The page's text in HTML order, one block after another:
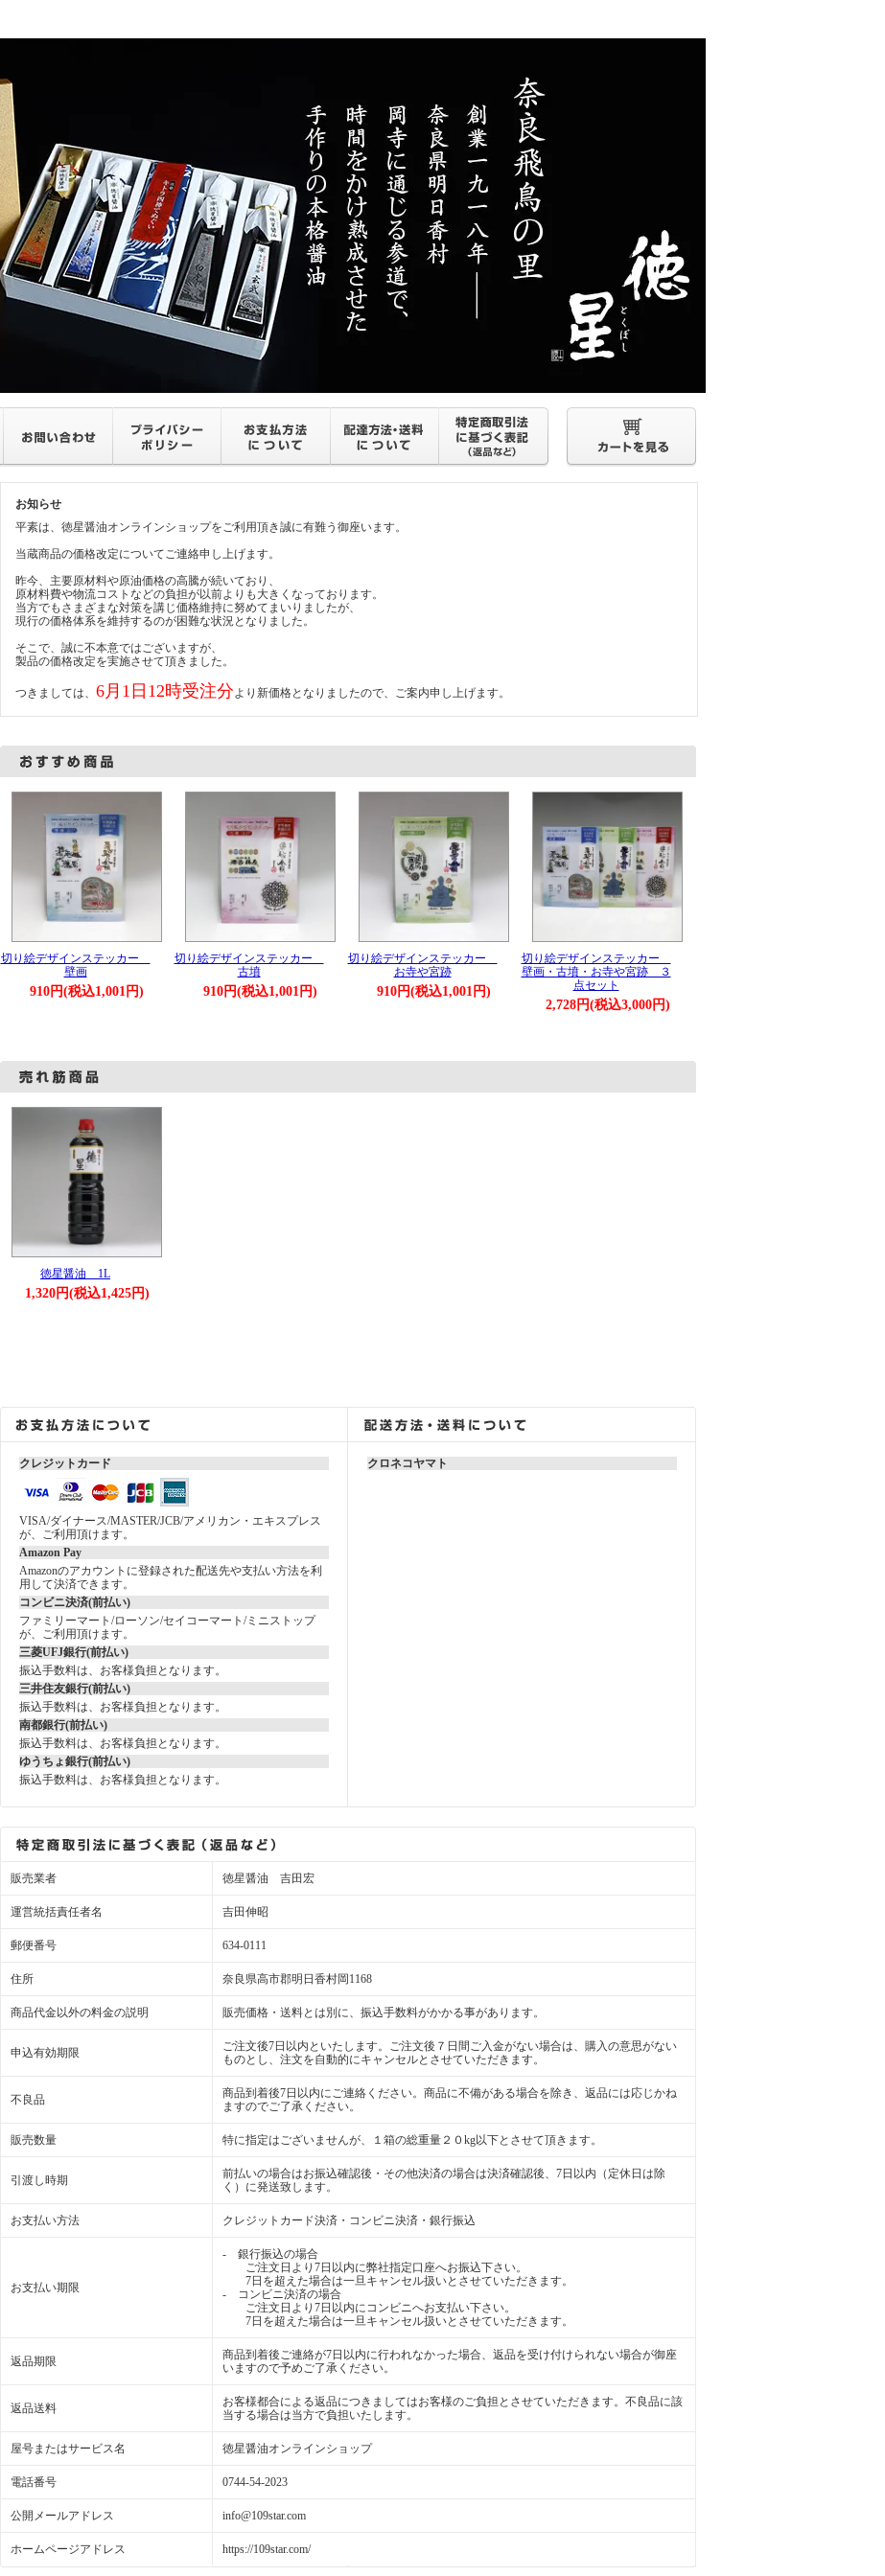
お知らせ
平素は、徳星醤油オンラインショップをご利用頂き誠に有難う御座います。
当蔵商品の価格改定についてご連絡申し上げます。
昨今、主要原材料や原油価格の高騰が続いており、
原材料費や物流コストなどの負担が以前よりも大きくなっております。
当方でもさまざまな対策を講じ価格維持に努めてまいりましたが、
現行の価格体系を維持するのが困難な状況となりました。
そこで、誠に不本意ではございますが、
製品の価格改定を実施させて頂きました。
つきましては、 6月1日12時受注分より新価格となりましたので、ご案内申し上げます。
切り絵デザインステッカー
壁画
910円(税込1,001円)
切り絵デザインステッカー
古墳
910円(税込1,001円)
切り絵デザインステッカー
お寺や宮跡
910円(税込1,001円)
切り絵デザインステッカー
壁画・古墳・お寺や宮跡 ３
点セット
2,728円(税込3,000円)
徳星醤油 1L
1,320円(税込1,425円)
クレジットカード
VISA/ダイナース/MASTER/JCB/アメリカン・エキスプレス
が、ご利用頂けます。
Amazon Pay
Amazonのアカウントに登録された配送先や支払い方法を利
用して決済できます。
コンビニ決済(前払い)
ファミリーマート/ローソン/セイコーマート/ミニストップ
が、ご利用頂けます。
三菱UFJ銀行(前払い)
振込手数料は、お客様負担となります。
三井住友銀行(前払い)
振込手数料は、お客様負担となります。
南都銀行(前払い)
振込手数料は、お客様負担となります。
ゆうちょ銀行(前払い)
振込手数料は、お客様負担となります。
クロネコヤマト
販売業者 徳星醤油 吉田宏
運営統括責任者名 吉田伸昭
郵便番号 634-0111
住所 奈良県高市郡明日香村岡1168
商品代金以外の料金の説明 販売価格・送料とは別に、振込手数料がかかる事があります。
申込有効期限
ご注文後7日以内といたします。ご注文後７日間ご入金がない場合は、購入の意思がない
ものとし、注文を自動的にキャンセルとさせていただきます。
不良品
商品到着後7日以内にご連絡ください。商品に不備がある場合を除き、返品には応じかね
ますのでご了承ください。
販売数量 特に指定はございませんが、１箱の総重量２０kg以下とさせて頂きます。
引渡し時期
前払いの場合はお振込確認後・その他決済の場合は決済確認後、7日以内（定休日は除
く）に発送致します。
お支払い方法 クレジットカード決済・コンビニ決済・銀行振込
お支払い期限
- 銀行振込の場合
ご注文日より7日以内に弊社指定口座へお振込下さい。
7日を超えた場合は一旦キャンセル扱いとさせていただきます。
- コンビニ決済の場合
ご注文日より7日以内にコンビニへお支払い下さい。
7日を超えた場合は一旦キャンセル扱いとさせていただきます。
返品期限
商品到着後ご連絡が7日以内に行われなかった場合、返品を受け付けられない場合が御座
いますので予めご了承ください。
返品送料
お客様都合による返品につきましてはお客様のご負担とさせていただきます。不良品に該
当する場合は当方で負担いたします。
屋号またはサービス名 徳星醤油オンラインショップ
電話番号 0744-54-2023
公開メールアドレス info@109star.com
ホームページアドレス https://109star.com/